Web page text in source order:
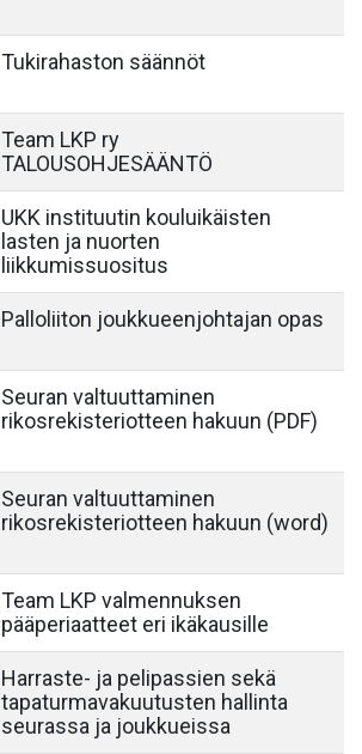
Tukirahaston säännöt
Team LKP ry
TALOUSOHJESÄÄNTÖ
UKK instituutin kouluikäisten
lasten ja nuorten
liikkumissuositus
Palloliiton joukkueenjohtajan opas
Seuran valtuuttaminen
rikosrekisteriotteen hakuun (PDF)
Seuran valtuuttaminen
rikosrekisteriotteen hakuun (word)
Team LKP valmennuksen
pääperiaatteet eri ikäkausille
Harraste- ja pelipassien sekä
tapaturmavakuutusten hallinta
seurassa ja joukkueissa